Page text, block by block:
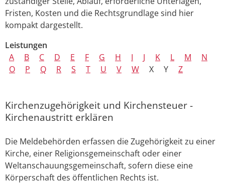
Fristen, Kosten und die Rechtsgrundlage sind hier
kompakt dargestellt.
Leistungen
A
B C D E F G H I J K L M
N
O
P Q R S T U V W X Y Z
Kirchenzugehörigkeit und Kirchensteuer -
Kirchenaustritt erklären
Die Meldebehörden erfassen die Zugehörigkeit zu einer
Kirche, einer Religionsgemeinschaft oder einer
Weltanschauungsgemeinschaft, sofern diese eine
Körperschaft des öffentlichen Rechts ist.